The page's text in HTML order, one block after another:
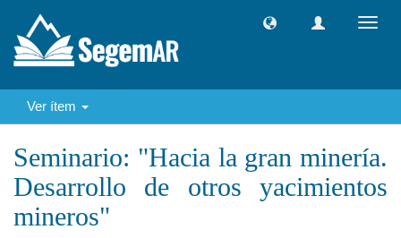
Ver ítem
Seminario: "Hacia la gran minería.
Desarrollo de otros yacimientos
mineros"